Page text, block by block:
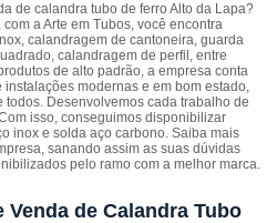
de calandra tubo de ferro Alto da Lapa?
a Arte em Tubos, você encontra
calandragem de cantoneira, guarda
calandragem de perfil, entre
de alto padrão, a empresa conta
modernas e em bom estado,
Desenvolvemos cada trabalho de
isso, conseguimos disponibilizar
inox e solda aço carbono. Saiba mais
sanando assim as suas dúvidas
pelo ramo com a melhor marca.
de Calandra Tubo